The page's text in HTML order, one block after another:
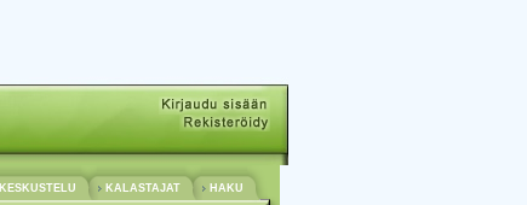
KESKUSTELU KALASTAJAT HAKU